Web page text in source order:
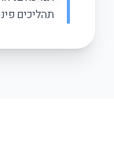
תהליכים